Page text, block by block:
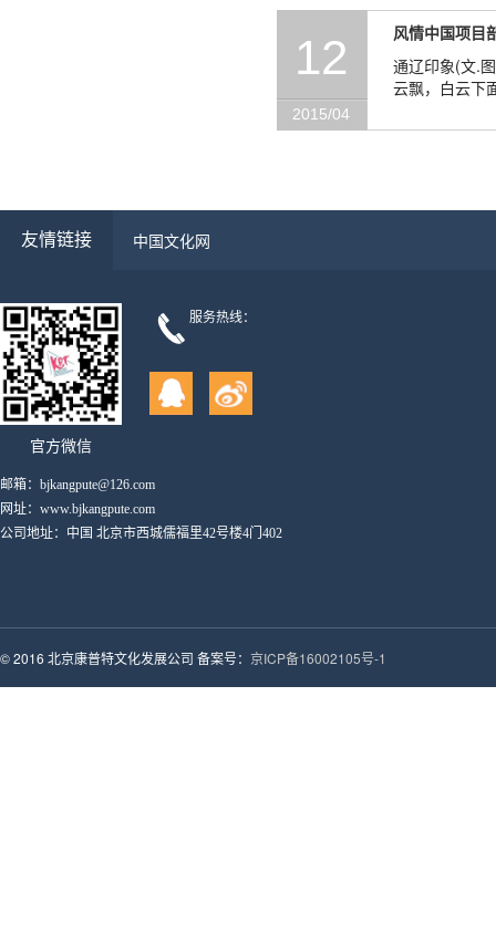
12
2015/04
风情中国项目
通辽印象(文.图/蒋志均 ) 你为丝路引线，我为丝路撷芳，同为“一带一
云飘，白云下
友情链接 中国文化网
官方微信
服务热线：
邮箱：bjkangpute@126.com
网址：www.bjkangpute.com
公司地址：中国 北京市西城儒福里42号楼4门402
© 2016 北京康普特文化发展公司 备案号： 京ICP备16002105号-1